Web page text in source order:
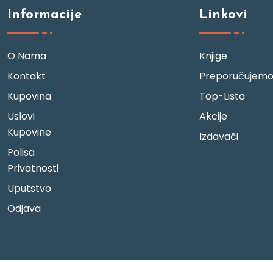
Informacije
O Nama
Kontakt
Kupovina
Uslovi
Kupovine
Polisa
Privatnosti
Uputstvo
Odjava
Linkovi
Knjige
Preporučujemo
Top-Lista
Akcije
Izdavači